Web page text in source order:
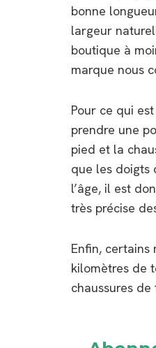
bonne
largeur
boutique à
marque nous
Pour ce qui
prendre une
pied et la
que les doigts
l’âge, il est
très précise
Enfin, certains
kilomètres de
chaussures de